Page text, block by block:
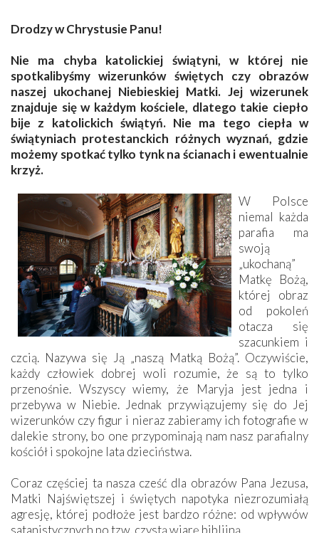
Drodzy w Chrystusie Panu!
Nie ma chyba katolickiej świątyni, w której nie
spotkalibyśmy wizerunków świętych czy obrazów
naszej ukochanej Niebieskiej Matki. Jej wizerunek
znajduje się w każdym kościele, dlatego takie ciepło
bije z katolickich świątyń. Nie ma tego ciepła w
świątyniach protestanckich różnych wyznań, gdzie
możemy spotkać tylko tynk na ścianach i ewentualnie
krzyż.
W Polsce
niemal każda
parafia ma
swoją
„ukochaną”
Matkę Bożą,
której obraz
od pokoleń
otacza się
szacunkiem i
czcią. Nazywa się Ją „naszą Matką Bożą”. Oczywiście,
każdy człowiek dobrej woli rozumie, że są to tylko
przenośnie. Wszyscy wiemy, że Maryja jest jedna i
przebywa w Niebie. Jednak przywiązujemy się do Jej
wizerunków czy figur i nieraz zabieramy ich fotografie w
dalekie strony, bo one przypominają nam nasz parafialny
kościół i spokojne lata dzieciństwa.
Coraz częściej ta nasza cześć dla obrazów Pana Jezusa,
Matki Najświętszej i świętych napotyka niezrozumiałą
agresję, której podłoże jest bardzo różne: od wpływów
satanistycznych po tzw. czystą wiarę biblijną.